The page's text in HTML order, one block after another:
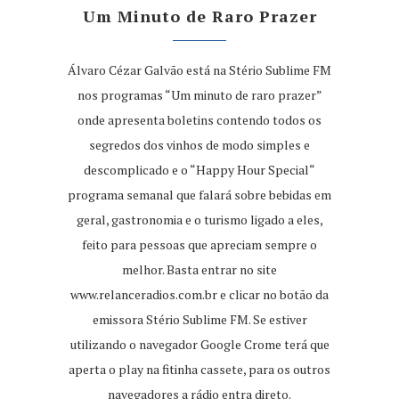
Um Minuto de Raro Prazer
Álvaro Cézar Galvão está na Stério Sublime FM
nos programas “Um minuto de raro prazer”
onde apresenta boletins contendo todos os
segredos dos vinhos de modo simples e
descomplicado e o “Happy Hour Special“
programa semanal que falará sobre bebidas em
geral, gastronomia e o turismo ligado a eles,
feito para pessoas que apreciam sempre o
melhor. Basta entrar no site
www.relanceradios.com.bre clicar no botão da
emissora Stério Sublime FM. Se estiver
utilizando o navegador Google Crome terá que
aperta o play na fitinha cassete, para os outros
navegadores a rádio entra direto.